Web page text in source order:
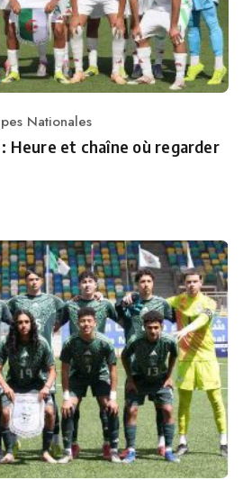
Nationales
Heure et chaîne où regarder